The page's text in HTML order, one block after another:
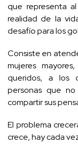
que representa
realidad de la
desafío para los
Consiste en
mujeres
queridos, a los
personas que
compartir sus
El problema
crece, hay cada